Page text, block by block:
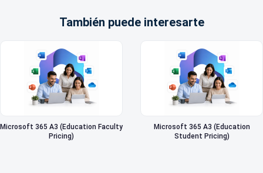
También puede interesarte
Microsoft 365 A3 (Education Faculty
Pricing)
Microsoft 365 A3 (Education
Student Pricing)